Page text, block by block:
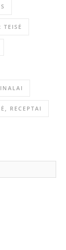
TEISĖ
RECEPTAI